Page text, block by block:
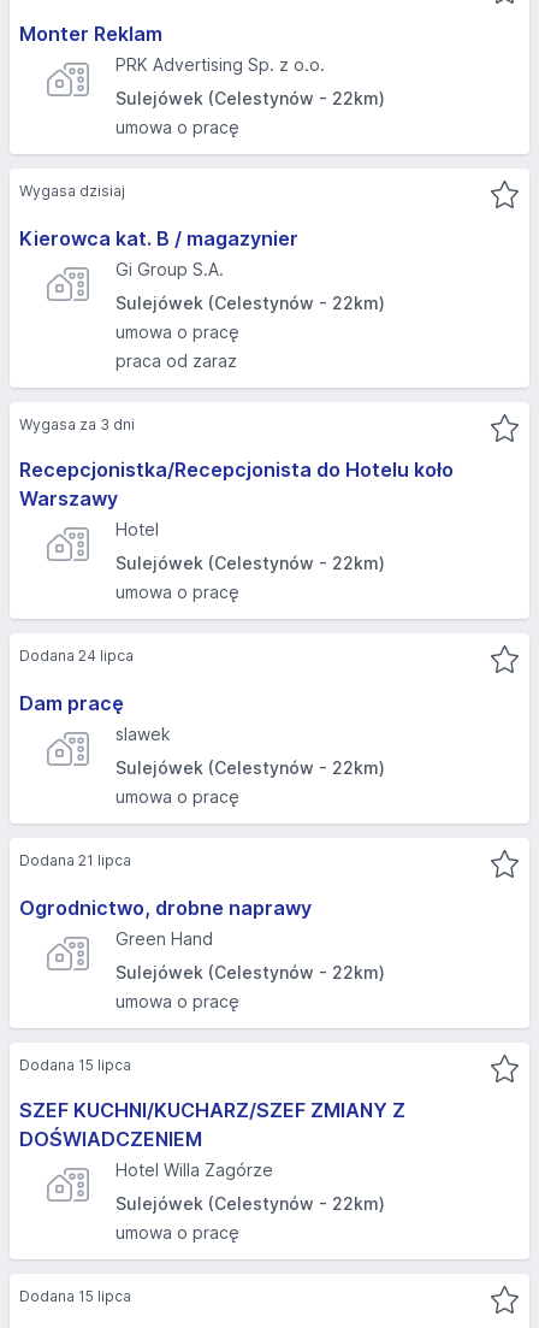
Monter Reklam
PRK Advertising Sp. z o.o.
Sulejówek (Celestynów - 22km)
umowa o pracę
Kierowca kat. B / magazynier
Gi Group S.A.
Sulejówek (Celestynów - 22km)
umowa o pracę
praca od zaraz
Wygasa dzisiaj
Recepcjonistka/Recepcjonista do Hotelu koło
Warszawy
Hotel
Sulejówek (Celestynów - 22km)
umowa o pracę
Wygasa za 3 dni
Dam pracę
slawek
Sulejówek (Celestynów - 22km)
umowa o pracę
Dodana 24 lipca
Ogrodnictwo, drobne naprawy
Green Hand
Sulejówek (Celestynów - 22km)
umowa o pracę
Dodana 21 lipca
SZEF KUCHNI/KUCHARZ/SZEF ZMIANY Z
DOŚWIADCZENIEM
Hotel Willa Zagórze
Sulejówek (Celestynów - 22km)
umowa o pracę
Dodana 15 lipca
Dodana 15 lipca